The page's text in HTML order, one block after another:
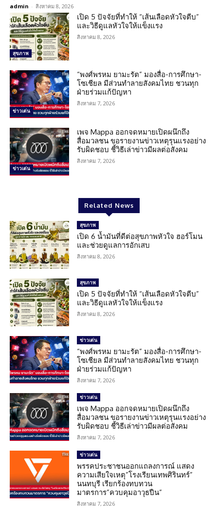
admin - สิงหาคม 8, 2026
สุขภาพ
เปิด 5 ปัจจัยที่ทำให้ “เส้นเลือดหัวใจตีบ”
และวิธีดูแลหัวใจให้แข็งแรง
สิงหาคม 8, 2026
ข่าวเด่น
“พงศ์พรหม ยามะรัต” มองสื่อ-การศึกษา-
โซเชียล มีส่วนทำลายสังคมไทย ชวนทุก
ฝ่ายร่วมแก้ปัญหา
สิงหาคม 7, 2026
ข่าวเด่น
เพจ Mappa ออกจดหมายเปิดผนึกถึง
สื่อมวลชน ขอรายงานข่าวเหตุรุนแรงอย่าง
รับผิดชอบ ชี้วิธีเล่าข่าวมีผลต่อสังคม
สิงหาคม 7, 2026
Related News
สุขภาพ
เปิด 6 น้ำมันที่ดีต่อสุขภาพหัวใจ ฮอร์โมน
และช่วยดูแลการอักเสบ
สิงหาคม 8, 2026
สุขภาพ
เปิด 5 ปัจจัยที่ทำให้ “เส้นเลือดหัวใจตีบ”
และวิธีดูแลหัวใจให้แข็งแรง
สิงหาคม 8, 2026
ข่าวเด่น
“พงศ์พรหม ยามะรัต” มองสื่อ-การศึกษา-
โซเชียล มีส่วนทำลายสังคมไทย ชวนทุก
ฝ่ายร่วมแก้ปัญหา
สิงหาคม 7, 2026
ข่าวเด่น
เพจ Mappa ออกจดหมายเปิดผนึกถึง
สื่อมวลชน ขอรายงานข่าวเหตุรุนแรงอย่าง
รับผิดชอบ ชี้วิธีเล่าข่าวมีผลต่อสังคม
สิงหาคม 7, 2026
ข่าวเด่น
พรรคประชาชนออกแถลงการณ์ แสดง
ความเสียใจเหตุ”โรงเรียนเทพศิรินทร์”
นนทบุรี เรียกร้องทบทวน
มาตรการ”ควบคุมอาวุธปืน”
สิงหาคม 7, 2026